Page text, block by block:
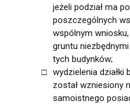
jeżeli podział ma
poszczególnych
wspólnym
gruntu
tych budynków;
wydzielenia działki
został wzniesiony
samoistnego